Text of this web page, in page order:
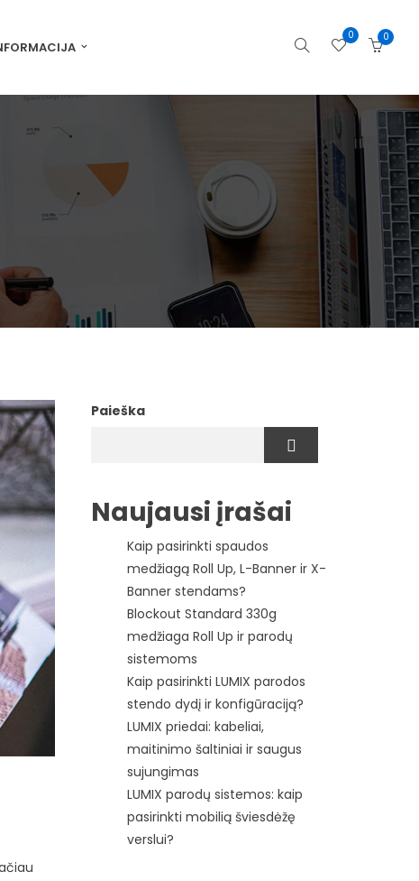
0 0
Paieška
Naujausi įrašai
Kaip pasirinkti spaudos
medžiagą Roll Up, L-Banner ir X-
Banner stendams?
Blockout Standard 330g
medžiaga Roll Up ir parodų
sistemoms
Kaip pasirinkti LUMIX parodos
stendo dydį ir konfigūraciją?
LUMIX priedai: kabeliai,
maitinimo šaltiniai ir saugus
sujungimas
LUMIX parodų sistemos: kaip
pasirinkti mobilią šviesdėžę
verslui?